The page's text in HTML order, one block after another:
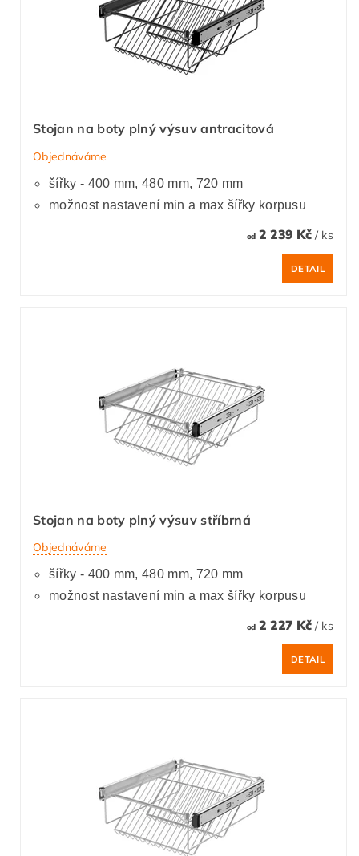
Stojan na boty plný výsuv antracitová
Objednáváme
šířky - 400 mm, 480 mm, 720 mm
možnost nastavení min a max šířky korpusu
od2 239 Kč / ks
DETAIL
Stojan na boty plný výsuv stříbrná
Objednáváme
šířky - 400 mm, 480 mm, 720 mm
možnost nastavení min a max šířky korpusu
od2 227 Kč / ks
DETAIL